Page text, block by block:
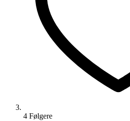
4 Følgere